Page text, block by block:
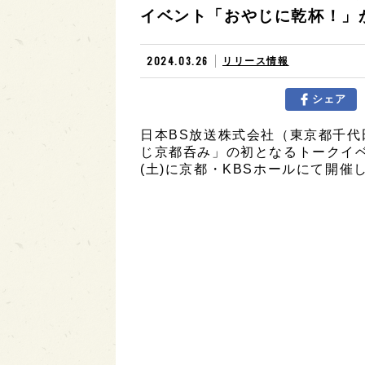
イベント「おやじに乾杯！
2024.03.26 リリース情報
シェア
日本BS放送株式会社（東京都千
じ京都呑み」の初となるトーク
(土)に京都・KBSホールにて開催